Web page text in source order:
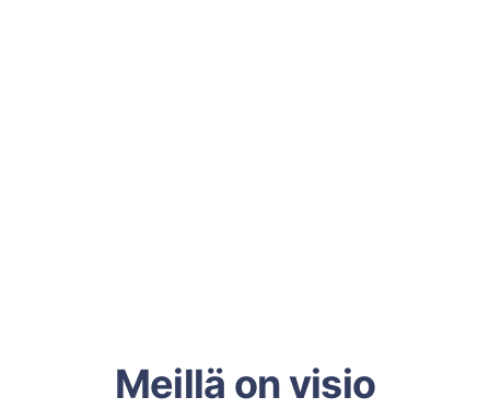
Meillä on visio